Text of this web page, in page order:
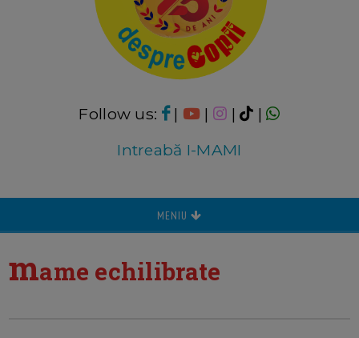
Follow us: | | |
|
Intreabă I-MAMI
MENIU
mame echilibrate